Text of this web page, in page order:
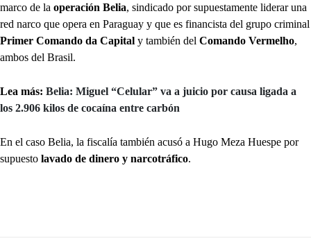
marco de la operación Belia, sindicado por supuestamente liderar una
red narco que opera en Paraguay y que es financista del grupo criminal
Primer Comando da Capital y también del Comando Vermelho,
ambos del Brasil.
Lea más: Belia: Miguel “Celular” va a juicio por causa ligada a
los 2.906 kilos de cocaína entre carbón
En el caso Belia, la fiscalía también acusó a Hugo Meza Huespe por
supuesto lavado de dinero y narcotráfico.